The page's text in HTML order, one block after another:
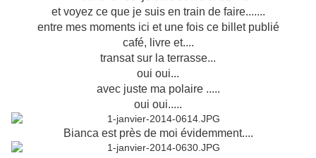
et voyez ce que je suis en train de faire.......
entre mes moments ici et une fois ce billet publié
café, livre et....
transat sur la terrasse...
oui oui...
avec juste ma polaire .....
oui oui.....
Bianca est près de moi évidemment....